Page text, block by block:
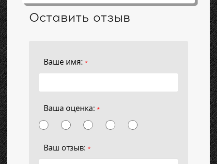
Оставить отзыв
Ваше имя: *
Ваша оценка: *
Ваш отзыв: *